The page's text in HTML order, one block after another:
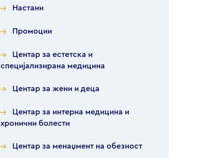
Настани
Промоции
Центар за естетска и
специјализирана медицина
Центар за жени и деца
Центар за интерна медицина и
хронични болести
Центар за менаџмент на обезност